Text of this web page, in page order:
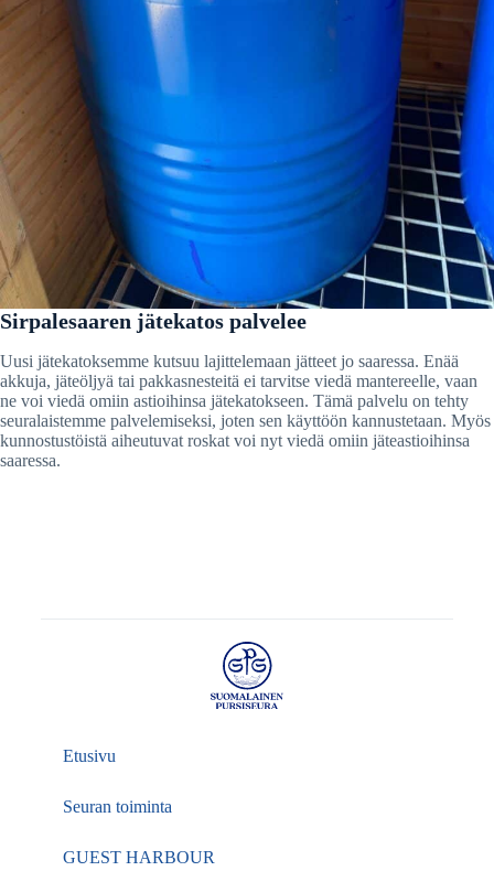
Sirpalesaaren jätekatos palvelee
Uusi jätekatoksemme kutsuu lajittelemaan jätteet jo saaressa. Enää
akkuja, jäteöljyä tai pakkasnesteitä ei tarvitse viedä mantereelle, vaan
ne voi viedä omiin astioihinsa jätekatokseen. Tämä palvelu on tehty
seuralaistemme palvelemiseksi, joten sen käyttöön kannustetaan. Myös
kunnostustöistä aiheutuvat roskat voi nyt viedä omiin jäteastioihinsa
saaressa.
Etusivu
Seuran toiminta
GUEST HARBOUR